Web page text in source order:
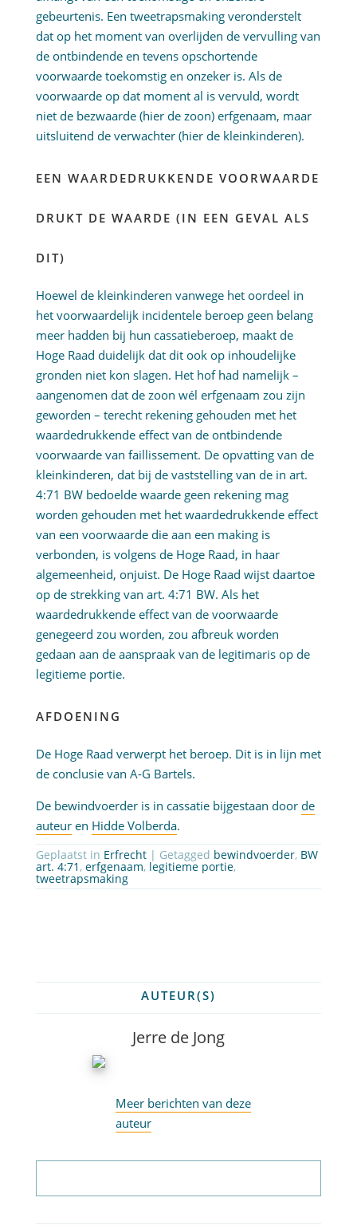
gebeurtenis. Een tweetrapsmaking veronderstelt
dat op het moment van overlijden de vervulling van
de ontbindende en tevens opschortende
voorwaarde toekomstig en onzeker is. Als de
voorwaarde op dat moment al is vervuld, wordt
niet de bezwaarde (hier de zoon) erfgenaam, maar
uitsluitend de verwachter (hier de kleinkinderen).
EEN WAARDEDRUKKENDE VOORWAARDE
DRUKT DE WAARDE (IN EEN GEVAL ALS
DIT)
Hoewel de kleinkinderen vanwege het oordeel in
het voorwaardelijk incidentele beroep geen belang
meer hadden bij hun cassatieberoep, maakt de
Hoge Raad duidelijk dat dit ook op inhoudelijke
gronden niet kon slagen. Het hof had namelijk –
aangenomen dat de zoon wél erfgenaam zou zijn
geworden – terecht rekening gehouden met het
waardedrukkende effect van de ontbindende
voorwaarde van faillissement. De opvatting van de
kleinkinderen, dat bij de vaststelling van de in art.
4:71 BW bedoelde waarde geen rekening mag
worden gehouden met het waardedrukkende effect
van een voorwaarde die aan een making is
verbonden, is volgens de Hoge Raad, in haar
algemeenheid, onjuist. De Hoge Raad wijst daartoe
op de strekking van art. 4:71 BW. Als het
waardedrukkende effect van de voorwaarde
genegeerd zou worden, zou afbreuk worden
gedaan aan de aanspraak van de legitimaris op de
legitieme portie.
AFDOENING
De Hoge Raad verwerpt het beroep. Dit is in lijn met
de conclusie van A-G Bartels.
De bewindvoerder is in cassatie bijgestaan door de
auteuren Hidde Volberda.
Geplaatst in Erfrecht| Getagged bewindvoerder, BW
art. 4:71 , erfgenaam, legitieme portie,
tweetrapsmaking
AUTEUR(S)
Jerre de Jong
Meer berichten van deze
auteur